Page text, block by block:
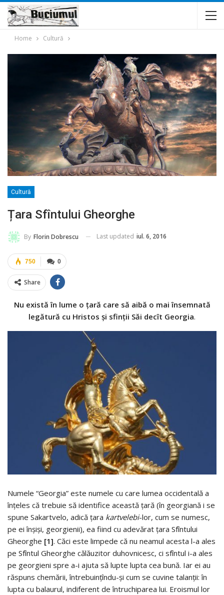
Home Cultură
Cultură
Țara Sfîntului Gheorghe
By Florin Dobrescu Last updated iul. 6, 2016
0
750
Share
Nu există în lume o ţară care să aibă o mai însemnată
legătură cu Hristos şi sfinţii Săi decît Georgia.
Numele “Georgia” este numele cu care lumea occidentală a
înţeles că trebuie să identifice această ţară (în georgiană i se
spune Sakartvelo, adică ţara kartvelebi-lor, cum se numesc,
pe ei înşişi, georgienii), ea fiind cu adevărat ţara Sfîntului
Gheorghe [1]. Căci este limpede că nu neamul acesta l-a ales
pe Sfîntul Gheorghe călăuzitor duhovnicesc, ci sfîntul i-a ales
pe georgieni spre a-i ajuta să lupte lupta cea bună. Iar ei au
răspuns chemării, întrebuinţîndu-şi cum se cuvine talanţii: în
lupta cu balaurul, indiferent de întruchiparea lui. Eroismul lor